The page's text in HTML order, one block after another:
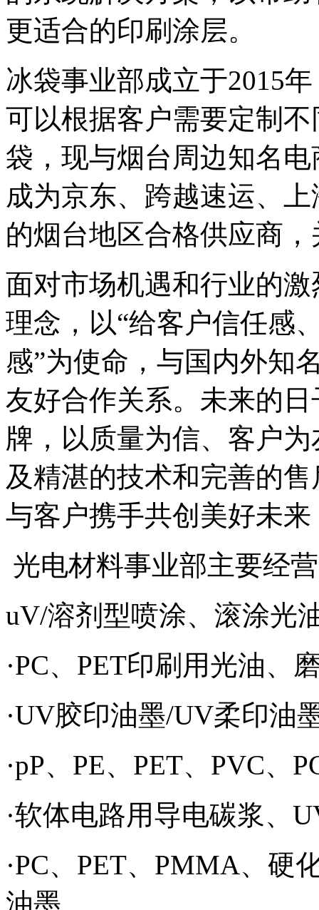
更适合的印刷涂层。
冰袋事业部成立于2015
可以根据客户需要定制
袋，现与烟台周边知名
成为京东、跨越速运、
的烟台地区合格供应商
面对市场机遇和行业的
理念，以“给客户信任感
感”为使命，与国内外知
友好合作关系。未来的
牌，以质量为信、客户
及精湛的技术和完善的
与客户携手共创美好未来
光电材料事业部主要经
uV/溶剂型喷涂、滚涂光
·PC、PET印刷用光油、
·UV胶印油墨/UV柔印油
·pP、PE、PET、PVC、
·软体电路用导电碳浆、
·PC、PET、PMMA、硬
油墨